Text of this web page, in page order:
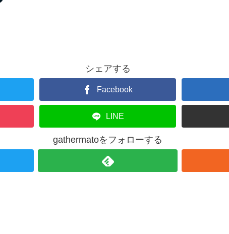
シェアする
Facebook
LINE
gathermatoをフォローする